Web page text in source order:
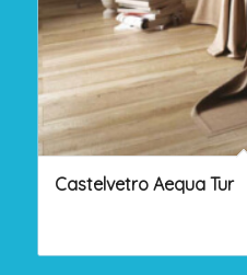
Castelvetro Aequa Tur